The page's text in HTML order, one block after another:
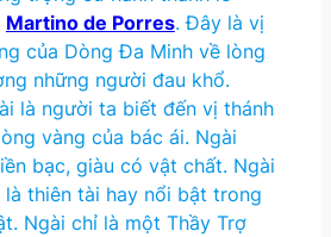
Martino de Porres. Đây là vị
của Dòng Đa Minh về lòng
những người đau khổ.
là người ta biết đến vị thánh
vàng của bác ái. Ngài
bạc, giàu có vật chất. Ngài
thiên tài hay nổi bật trong
Ngài chỉ là một Thầy Trợ